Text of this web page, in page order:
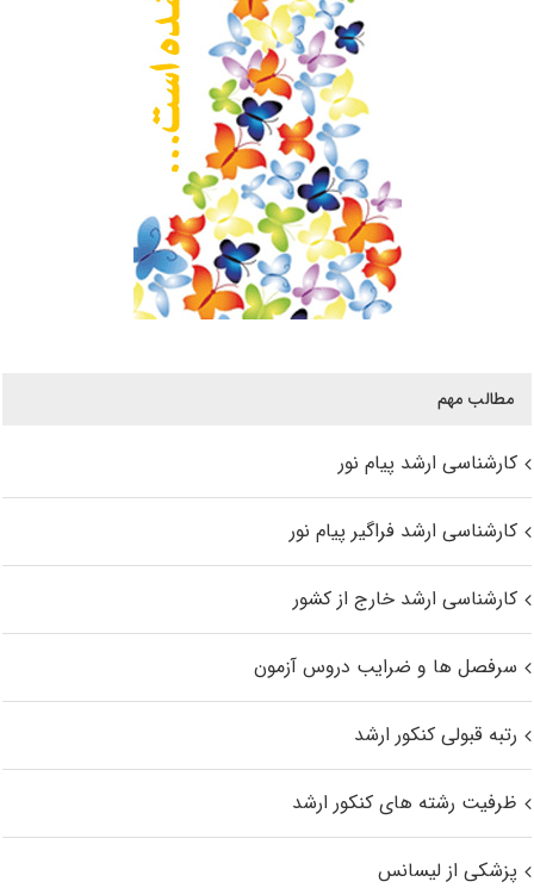
مطالب مهم
کارشناسی ارشد پیام نور
کارشناسی ارشد فراگیر پیام نور
کارشناسی ارشد خارج از کشور
سرفصل ها و ضرایب دروس آزمون
رتبه قبولی کنکور ارشد
ظرفیت رشته های کنکور ارشد
پزشکی از لیسانس